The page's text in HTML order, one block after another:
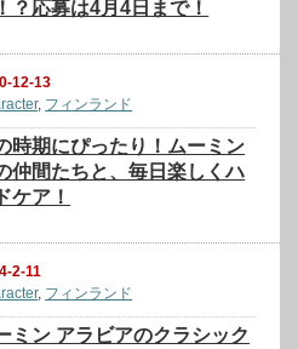
？応募は4月4日まで！
12-13
, フィンランド
時期にぴったり！ムーミン
仲間たちと、毎日楽しくハ
ケア！
2-11
, フィンランド
ミン アラビアのクラシック